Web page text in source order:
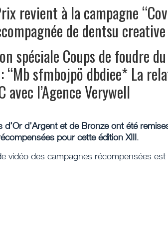
revient à la campagne
de dentsu creative
spéciale Coups de foudre
“Mb sfmbojpö dbdiee* La
avec l’Agence Verywell
d’Or d’Argent et de Bronze ont été
pour cette édition XIII.
vidéo des campagnes récompensées